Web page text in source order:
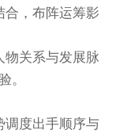
合，布阵运筹影
物关系与发展脉
。
调度出手顺序与